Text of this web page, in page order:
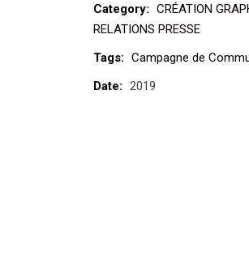
Category: CRÉATION
RELATIONS PRESSE
Tags: Campagne de
Date: 2019